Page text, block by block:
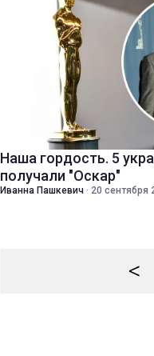
Наша гордость. 5
получали "Оскар"
Иванна Пашкевич · 20 сентября
<